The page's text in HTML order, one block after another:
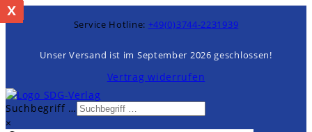
Zum
Inhalt
Service Hotline: +49(0)3744-2231939
Unser Versand ist im September 2026 geschlossen!
Vertrag widerrufen
Suchbegriff …
×
%
x